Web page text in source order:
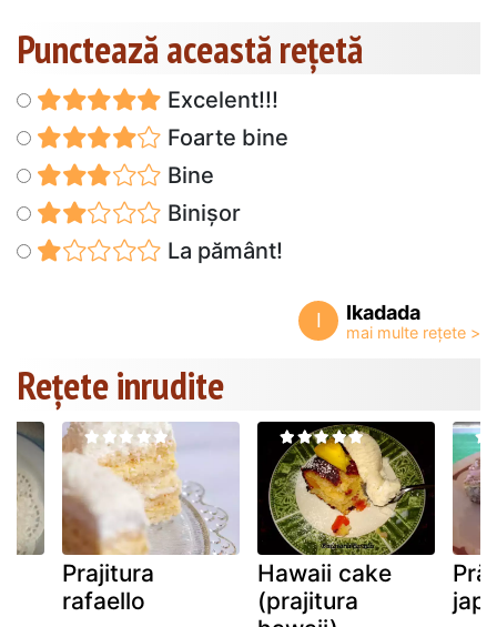
Punctează această reţetă
Excelent!!!
Foarte bine
Bine
Binișor
La pământ!
I Ikadada
Rețete inrudite
Prajitura
rafaello
Hawaii cake
(prajitura